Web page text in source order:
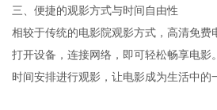
三、便捷的观影方式与时间自由性
相较于传统的电影院观影方式，高清免
打开设备，连接网络，即可轻松畅享电
时间安排进行观影，让电影成为生活中的